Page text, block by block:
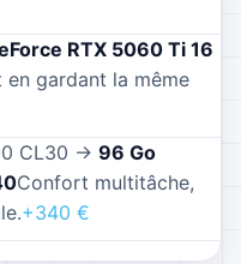
RTX 5060 Ti 16
gardant la même
CL30 → 96 Go
Confort multitâche,
+340 €